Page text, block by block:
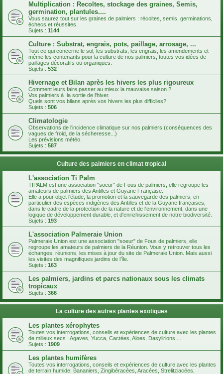
Multiplication : Recoltes, stockage des graines, Semis,
germination, plantules....
Vous saurez tout sur les graines de palmiers : récoltes, semis, germinations,
échecs et réussites.
Sujets : 1144
Culture : Substrat, engrais, pots, paillage, arrosage, ...
Tout ce qui concerne le sol, les substrats, les engrais, les amendements et
même les contenants pour la culture de nos palmiers, toutes vos idées de
paillages décoratifs ou organiques.
Sujets : 532
Hivernage et Bilan après les hivers les plus rigoureux
Comment leurs faire passer au mieux la mauvaise saison ?
Vos palmiers à la sortie de l'hiver.
Quels sont vos bilans après vos hivers les plus difficiles?
Sujets : 506
Climatologie
Observations de l'incidence climatique sur nos palmiers (conséquences des
vagues de froid, de la sécheresse...)
Les prévisions météo.
Sujets : 587
Culture des palmiers en climat tropical
L'association Ti Palm
TIPALM est une association "soeur" de Fous de palmiers, elle regroupe les
amateurs de palmiers des Antilles et Guyane Française.
Elle a pour objet l'étude, la promotion et la sauvegarde des palmiers, en
particulier des espèces indigènes des Antilles et de la Guyane françaises,
dans le cadre de la protection de la nature et de l'environnement, dans une
logique de développement durable, et d'enrichissement de notre biodiversité.
Sujets : 193
L'association Palmeraie Union
Palmeraie Union est une association "soeur" de Fous de palmiers, elle
regroupe les amateurs de palmiers de la Réunion. Vous y retrouver tous les
échanges, réunions, les mises à jour du site de Palmeraie Union. Mais aussi
les visites des magnifiques jardins de l’île.
Sujets : 163
Les palmiers, jardins et parcs nationaux sous les climats
tropicaux
Sujets : 366
La culture des autres plantes exotiques
Les plantes xérophytes
Toutes vos interrogations, conseils et expériences de culture avec les plantes
de milieux secs : Agaves, Yucca, Cactées, Aloes, Dasylirions....
Sujets : 1909
Les plantes humifères
Toutes vos interrogations, conseils et expériences de culture avec les plantes
de terrain humide: Bananiers, Zingibéracées, Aracées, Strelitziacées,